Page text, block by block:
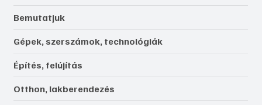
Bemutatjuk
Gépek, szerszámok, technológiák
Építés, felújítás
Otthon, lakberendezés